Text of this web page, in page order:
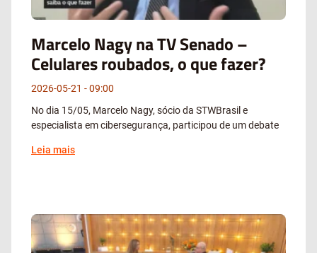
Marcelo Nagy na TV Senado –
Celulares roubados, o que fazer?
2026-05-21
09:00
No dia 15/05, Marcelo Nagy, sócio da STWBrasil e
especialista em cibersegurança, participou de um debate
Leia mais